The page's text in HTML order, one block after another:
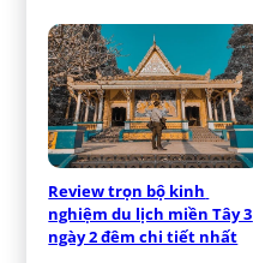
Review trọn bộ kinh
nghiệm du lịch miền Tây 3
ngày 2 đêm chi tiết nhất